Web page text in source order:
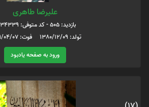
علیرضا طاهری
بازدید: 505 - کد متوفی: 6134339
تولد: 1380/12/09 فوت: 1399/04/07
ورود به صفحه یادبود